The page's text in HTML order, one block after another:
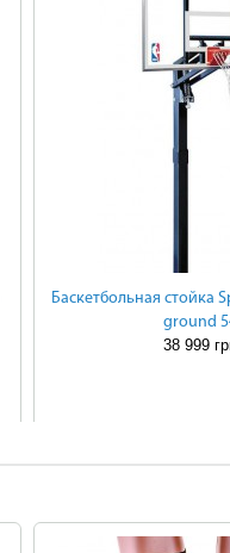
Баскетбольная стойка
ground
38 999